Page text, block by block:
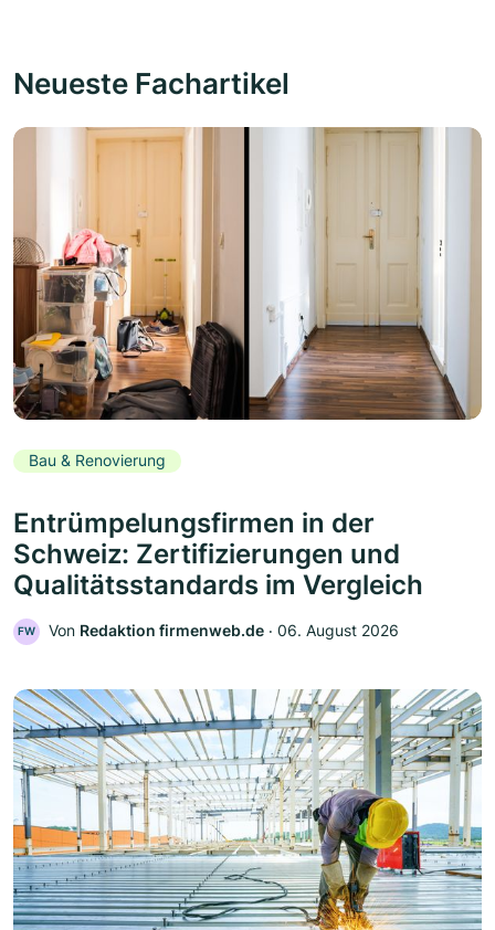
Neueste Fachartikel
Bau & Renovierung
Entrümpelungsfirmen in der
Schweiz: Zertifizierungen und
Qualitätsstandards im Vergleich
FW Von Redaktion firmenweb.de ‧ 06. August 2026